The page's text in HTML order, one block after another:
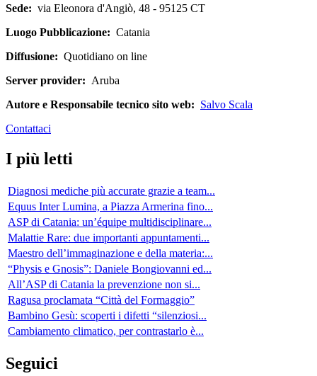
Sede: via Eleonora d'Angiò, 48 - 95125 CT
Luogo Pubblicazione: Catania
Diffusione: Quotidiano on line
Server provider: Aruba
Autore e Responsabile tecnico sito web: Salvo Scala
Contattaci
I più letti
Diagnosi mediche più accurate grazie a team...
Equus Inter Lumina, a Piazza Armerina fino...
ASP di Catania: un’équipe multidisciplinare...
Malattie Rare: due importanti appuntamenti...
Maestro dell’immaginazione e della materia:...
“Physis e Gnosis”: Daniele Bongiovanni ed...
All’ASP di Catania la prevenzione non si...
Ragusa proclamata “Città del Formaggio”
Bambino Gesù: scoperti i difetti “silenziosi...
Cambiamento climatico, per contrastarlo è...
Seguici